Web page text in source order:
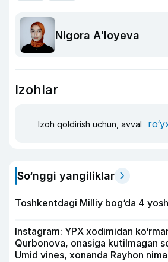
Nigora A'loyeva
Izohlar
Izoh qoldirish uchun, avval
So‘nggi yangiliklar
Toshkentdagi Milliy bog‘da 4
Instagram: YPX xodimidan
Qurbonova, onasiga kutilmagan
Umid vines, xonanda Rayhon